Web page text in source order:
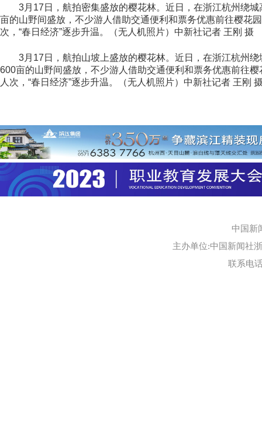
3月17日，航拍密集盛放的樱花林。近日，在浙江杭州绕城
亩的山野间盛放，不少游人借助交通便利和票务优惠前往樱花
次，“春日经济”逐步升温。（无人机照片）中新社记者 王刚 摄
3月17日，航拍山坡上盛放的樱花林。近日，在浙江杭州绕
600亩的山野间盛放，不少游人借助交通便利和票务优惠前往
人次，“春日经济”逐步升温。（无人机照片）中新社记者 王刚
中国新
主办单位:中国新闻社
联系电